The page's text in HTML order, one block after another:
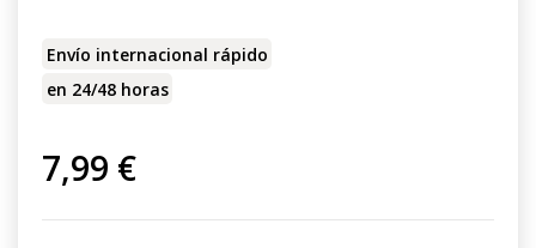
Envío internacional rápido
en 24/48 horas
7,99 €